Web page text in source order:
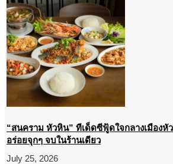
“สนคราม หัวหิน” ทีเด็ดซีฟู้ดใจกลางเมือง
อร่อยจุกๆ จบในร้านเดียว
July 25, 2026